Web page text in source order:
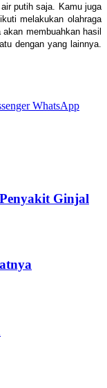
putih saja. Kamu juga
melakukan olahraga
membuahkan hasil
dengan yang lainnya.
WhatsApp
Ginjal